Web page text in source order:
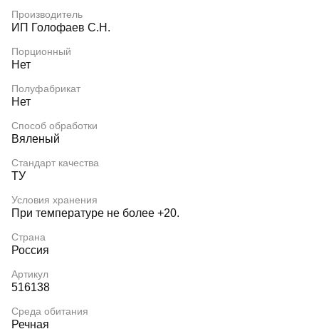
Производитель
ИП Голофаев С.Н.
Порционный
Нет
Полуфабрикат
Нет
Способ обработки
Вяленый
Стандарт качества
ТУ
Условия хранения
При температуре не более +20.
Страна
Россия
Артикул
516138
Среда обитания
Речная